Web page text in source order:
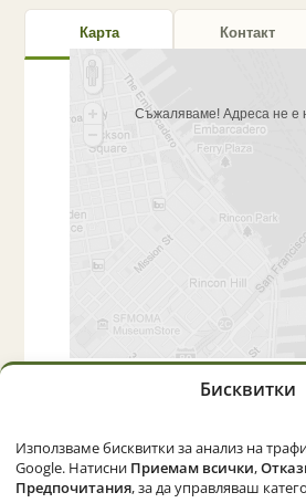
Бисквитки
Използваме бисквитки за анализ на
Google. Натисни Приемам всички,
Предпочитания, за да управляваш
Карта Контакт
Съжаляваме! Адреса не е